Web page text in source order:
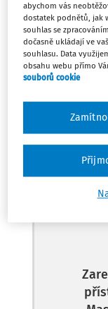
Odpověď
abychom vás
dostatek podnětů, jak
souhlas se
dočasně ukládají ve
souhlasu. Data
obsahu webu přímo
souborů cookie